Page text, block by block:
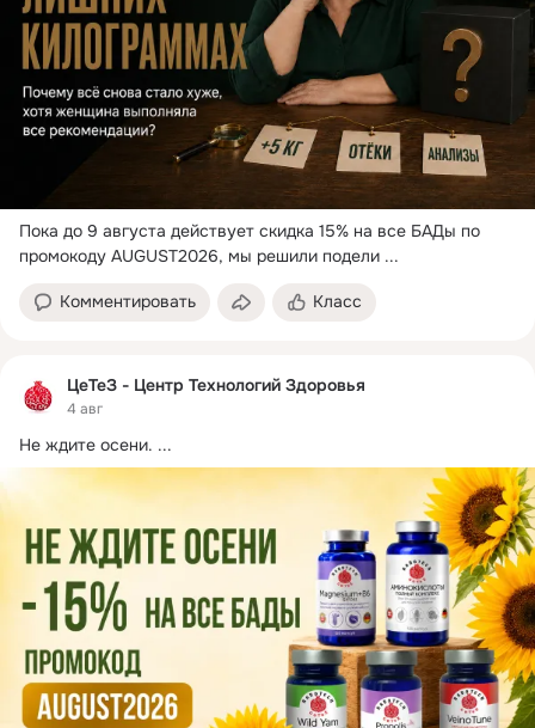
Пока до 9 августа действует скидка 15% на все БАДы по
промокоду AUGUST2026, мы решили подели ...
Комментировать Класс
ЦеТеЗ - Центр Технологий Здоровья
4 авг
Не ждите осени. ...